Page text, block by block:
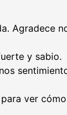
Agradece
y sabio.
ver